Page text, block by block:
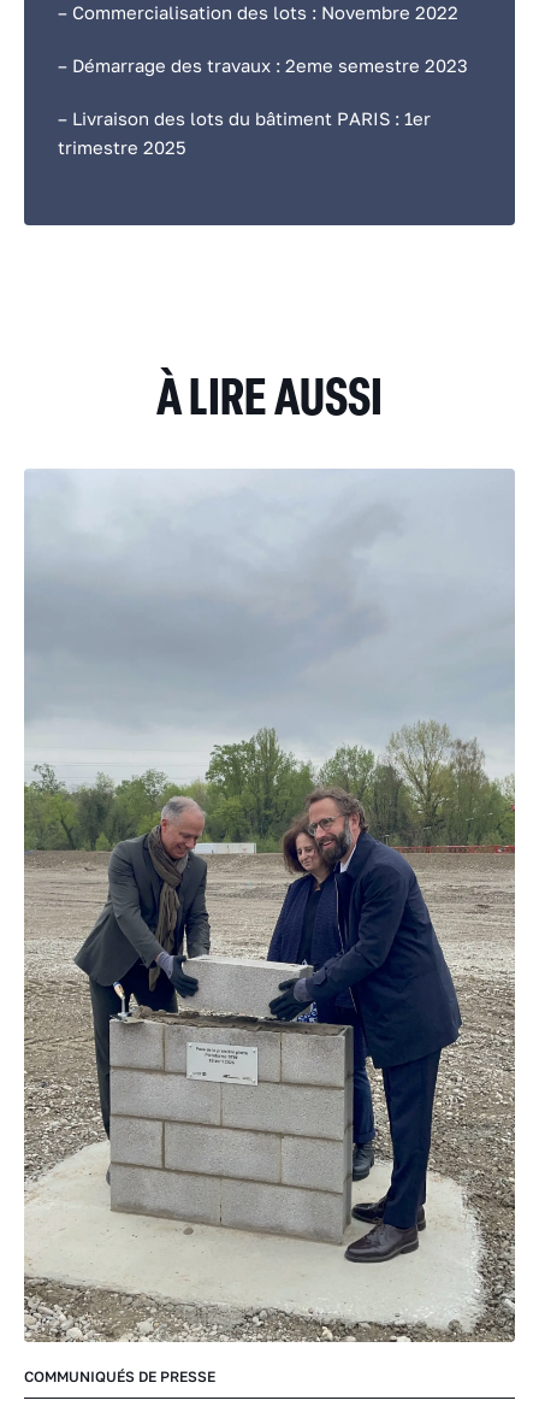
– Commercialisation des lots : Novembre 2022
– Démarrage des travaux : 2eme semestre 2023
– Livraison des lots du bâtiment PARIS : 1er
trimestre 2025
À LIRE AUSSI
COMMUNIQUÉS DE PRESSE